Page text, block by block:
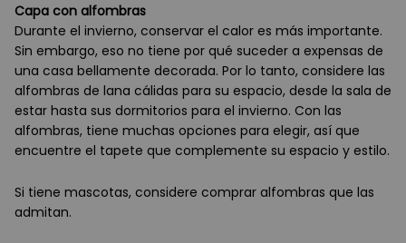
Capa con alfombras
Durante el invierno, conservar el calor es más importante.
Sin embargo, eso no tiene por qué suceder a expensas de
una casa bellamente decorada. Por lo tanto, considere las
alfombras de lana cálidas para su espacio, desde la sala de
estar hasta sus dormitorios para el invierno. Con las
alfombras, tiene muchas opciones para elegir, así que
encuentre el tapete que complemente su espacio y estilo.
Si tiene mascotas, considere comprar alfombras que las
admitan.